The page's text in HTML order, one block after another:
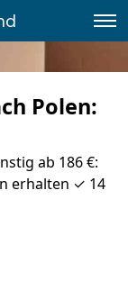
Polen:
ab 186 €:
erhalten ✓ 14